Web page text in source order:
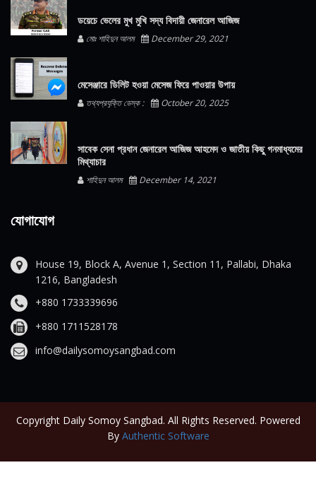
ডয়েচে ভেলের মুখ মুখি সদ্য বিদায়ী জেনারেল আজিজ
মোঃ শাহিদুন আলম December 29, 2021
মেসেঞ্জারে ডিলিট হওয়া মেসেজ ফিরে পাওয়ার উপায়
তথ্যপ্রযুক্তি ডেস্ক : October 20, 2025
সাবেক সেনা প্রধান জেনারেল আজিজ আহমেদ ও জাতীয় কিছু গনমাধ্যমের
মিথ্যাচার
শাহিদুন আলম December 14, 2021
যোগাযোগ
House 19, Block A, Avenue 1, Section 11, Pallabi, Dhaka
1216, Bangladesh
+880 1733339696
+880 1711528178
info@dailysomoysangbad.com
Copyright Daily Somoy Sangbad. All Rights Reserved. Powered
By Authentic Software